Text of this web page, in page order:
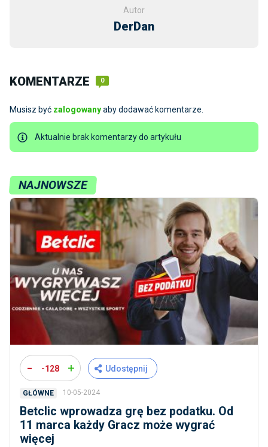
Autor
DerDan
KOMENTARZE 0
Musisz być zalogowanyaby dodawać komentarze.
Aktualnie brak komentarzy do artykułu
NAJNOWSZE
- -128 + Udostępnij
GŁÓWNE 10-05-2024
Betclic wprowadza grę bez podatku. Od
11 marca każdy Gracz może wygrać
więcej